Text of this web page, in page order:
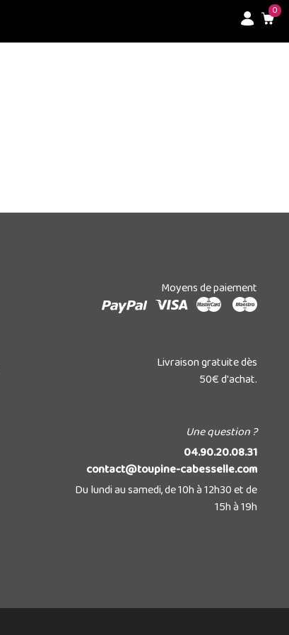
0
Moyens de paiement
Livraison gratuite dès
50€ d'achat.
Une question ?
04.90.20.08.31
contact@toupine-cabesselle.com
Du lundi au samedi, de 10h à 12h30 et de
15h à 19h